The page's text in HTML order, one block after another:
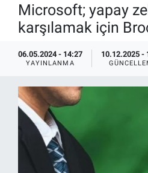
Microsoft; yapay
karşılamak için
06.05.2024 - 14:27
YAYINLANMA
10.12.2025 -
Çözümleri
ve Malzeme
Üreten Fabrikalar
4.0 Uygulamaları